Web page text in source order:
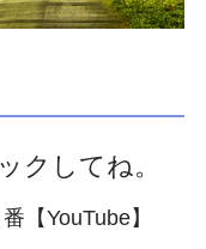
クしてね。
【YouTube】